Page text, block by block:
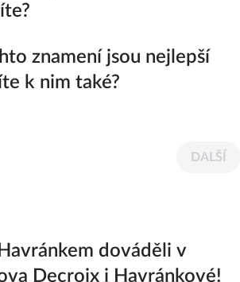
znamení jsou nejlepší
k nim také?
DALŠÍ
dováděli v
Decroix i Havránkové!